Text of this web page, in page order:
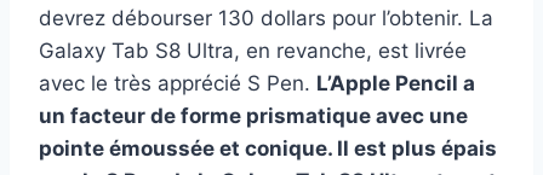
devrez débourser 130 dollars pour l’obtenir. La
Galaxy Tab S8 Ultra, en revanche, est livrée
avec le très apprécié S Pen. L’Apple Pencil a
un facteur de forme prismatique avec une
pointe émoussée et conique. Il est plus épais